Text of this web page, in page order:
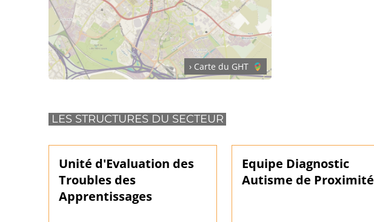
› Carte du GHT
LES STRUCTURES DU SECTEUR
Unité d'Evaluation des
Troubles des
Apprentissages
Equipe Diagnostic
Autisme de Proximité